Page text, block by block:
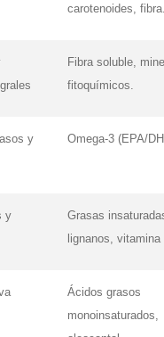
carotenoides, fibra.
Fibra soluble,
fitoquímicos.
y
Omega-3 (EPA/
y
Grasas
lignanos, vitamina
Ácidos grasos
monoinsaturados,